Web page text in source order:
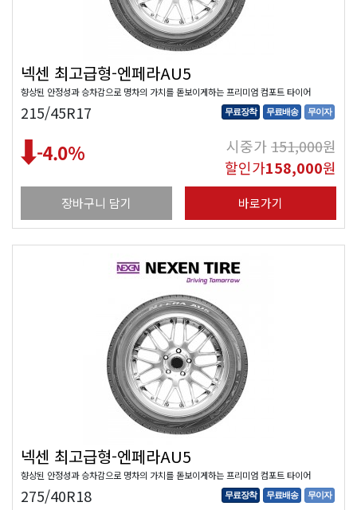
넥센 최고급형-엔페라AU5
향상된 안정성과 승차감으로 명차의 가치를 돋보이게하는 프리미엄 컴포트 타이어
215/45R17 무료장착 무료배송 무이자
-4.0% 시중가151,000원
할인가158,000원
장바구니 담기 바로가기
넥센 최고급형-엔페라AU5
향상된 안정성과 승차감으로 명차의 가치를 돋보이게하는 프리미엄 컴포트 타이어
275/40R18 무료장착 무료배송 무이자